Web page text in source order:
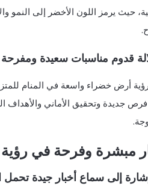
حيث يرمز اللون الأخضر إلى
أرض خضراء واسعة في المنام
جديدة وتحقيق الأماني والأهداف
مبشرة وفرحة في